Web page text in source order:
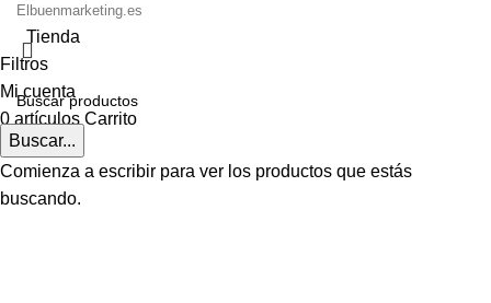
Elbuenmarketing.es
Buscar...
Comienza a escribir para ver los productos que estás
buscando.
Tienda
Filtros
Mi cuenta
0 artículos Carrito